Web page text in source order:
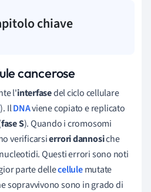
chiave
cancerose
l'interfasedel ciclo cellulare
). IlDNAviene copiato e replicato
fase S). Quando i cromosomi
verificarsierrori dannosiche
Questi errori sono noti
parte dellecellulemutate
sopravvivono sono in grado di